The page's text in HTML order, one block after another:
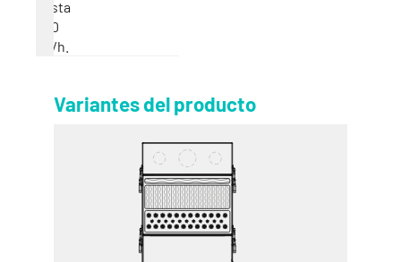
hasta
540
m³/h.
Variantes del producto